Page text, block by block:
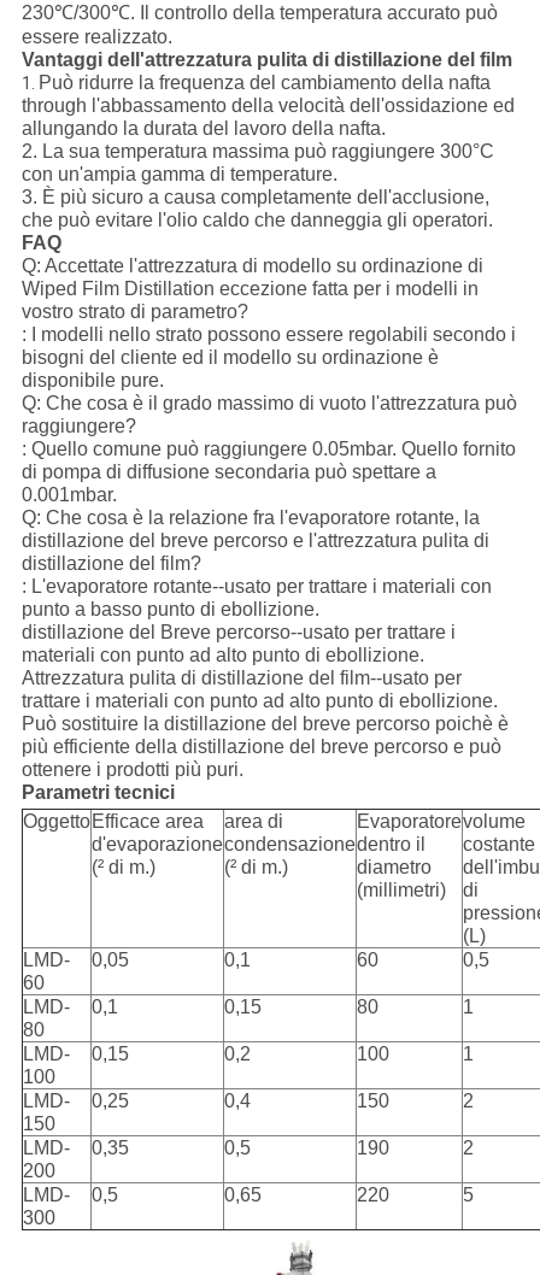
230℃/300℃. Il controllo della temperatura accurato può
essere realizzato.
Vantaggi dell'attrezzatura pulita di distillazione del film
1. Può ridurre la frequenza del cambiamento della nafta
through l'abbassamento della velocità dell'ossidazione ed
allungando la durata del lavoro della nafta.
2. La sua temperatura massima può raggiungere 300°C
con un'ampia gamma di temperature.
3. È più sicuro a causa completamente dell'acclusione,
che può evitare l'olio caldo che danneggia gli operatori.
FAQ
Q: Accettate l'attrezzatura di modello su ordinazione di
Wiped Film Distillation eccezione fatta per i modelli in
vostro strato di parametro?
: I modelli nello strato possono essere regolabili secondo i
bisogni del cliente ed il modello su ordinazione è
disponibile pure.
Q: Che cosa è il grado massimo di vuoto l'attrezzatura può
raggiungere?
: Quello comune può raggiungere 0.05mbar. Quello fornito
di pompa di diffusione secondaria può spettare a
0.001mbar.
Q: Che cosa è la relazione fra l'evaporatore rotante, la
distillazione del breve percorso e l'attrezzatura pulita di
distillazione del film?
: L'evaporatore rotante--usato per trattare i materiali con
punto a basso punto di ebollizione.
distillazione del Breve percorso--usato per trattare i
materiali con punto ad alto punto di ebollizione.
Attrezzatura pulita di distillazione del film--usato per
trattare i materiali con punto ad alto punto di ebollizione.
Può sostituire la distillazione del breve percorso poichè è
più efficiente della distillazione del breve percorso e può
ottenere i prodotti più puri.
Parametri tecnici
OggettoEfficace area
d'evaporazione
(² di m.)
area di
condensazione
(² di m.)
Evaporatore
dentro il
diametro
(millimetri)
volume
costante
di
(L)
LMD-
60
0,05 0,1 60 0,5
LMD-
80
0,1 0,15 80 1
LMD-
100
0,15 0,2 100 1
LMD-
150
0,25 0,4 150 2
LMD-
200
0,35 0,5 190 2
LMD-
300
0,5 0,65 220 5